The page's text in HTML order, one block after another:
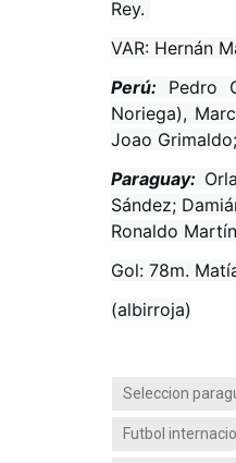
Rey.
VAR: Hernán
Perú: Pedro
Noriega),
Joao
Paraguay:
Sández;
Ronaldo
Gol: 78m.
(albirroja)
Seleccion
Futbol